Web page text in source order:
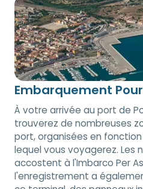
Embarquement
À votre arrivée au port de
trouverez de nombreuses
port, organisées en
lequel vous voyagerez. Les
accostent à l'Imbarco Per
l'enregistrement a